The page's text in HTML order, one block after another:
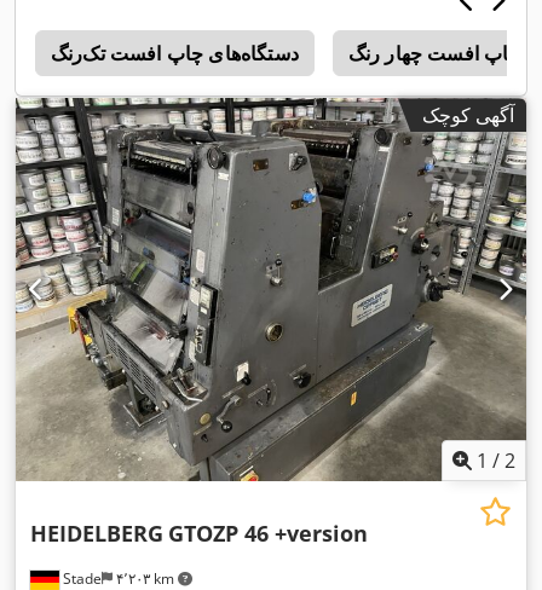
دستگاه‌های چاپ افست تک‌رنگ چاپ افست چهار رنگ
آگهی کوچک
1 /2
Stade ۴٬۲۰۳ km
HEIDELBERG GTOZP 46 +version